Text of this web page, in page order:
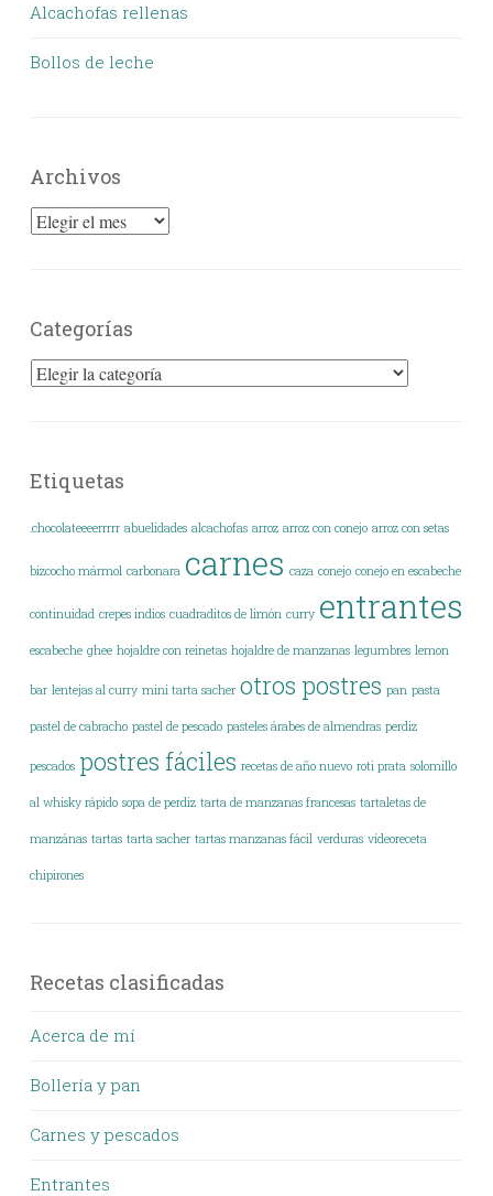
Alcachofas rellenas
Bollos de leche
Archivos
Archivos
Categorías
Categorías
Etiquetas
.chocolateeeerrrrr abuelidades alcachofas arroz arroz con conejo arroz con setas
bizcocho mármol carbonara carnes caza conejo conejo en escabeche
continuidad crepes indios cuadraditos de limón curry entrantes
escabeche ghee hojaldre con reinetas hojaldre de manzanas legumbres lemon
bar lentejas al curry mini tarta sacher otros postres pan pasta
pastel de cabracho pastel de pescado pasteles árabes de almendras perdiz
pescados postres fáciles recetas de año nuevo roti prata solomillo
al whisky rápido sopa de perdiz tarta de manzanas francesas tartaletas de
manzánas tartas tarta sacher tartas manzanas fácil verduras vídeoreceta
chipirones
Recetas clasificadas
Acerca de mí
Bollería y pan
Carnes y pescados
Entrantes